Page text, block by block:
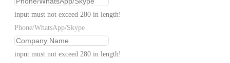
input must not exceed 280 in length!
Phone/WhatsApp/Skype
input must not exceed 280 in length!